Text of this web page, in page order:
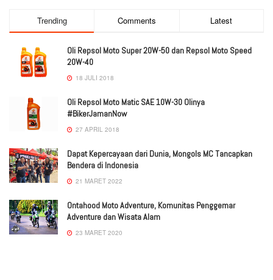
Trending Comments Latest
Oli Repsol Moto Super 20W-50 dan Repsol Moto Speed
20W-40
18 JULI 2018
Oli Repsol Moto Matic SAE 10W-30 Olinya
#BikerJamanNow
27 APRIL 2018
Dapat Kepercayaan dari Dunia, Mongols MC Tancapkan
Bendera di Indonesia
21 MARET 2022
Ontahood Moto Adventure, Komunitas Penggemar
Adventure dan Wisata Alam
23 MARET 2020